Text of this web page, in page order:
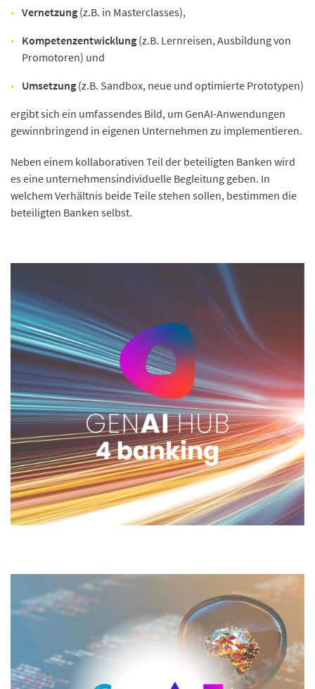
Vernetzung (z.B. in Masterclasses),
Kompetenzentwicklung (z.B. Lernreisen, Ausbildung von
Promotoren) und
Umsetzung (z.B. Sandbox, neue und optimierte Prototypen)
ergibt sich ein umfassendes Bild, um GenAI-Anwendungen
gewinnbringend in eigenen Unternehmen zu implementieren.
Neben einem kollaborativen Teil der beteiligten Banken wird
es eine unternehmensindividuelle Begleitung geben. In
welchem Verhältnis beide Teile stehen sollen, bestimmen die
beteiligten Banken selbst.